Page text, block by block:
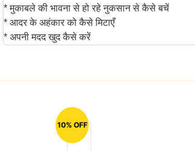
* मुकाबले की भावना से हो रहे नुकसान से कैसे बचें
* आदर के अहंकार को कैसे मिटाएँ
* अपनी मदद खुद कैसे करें
10% OFF